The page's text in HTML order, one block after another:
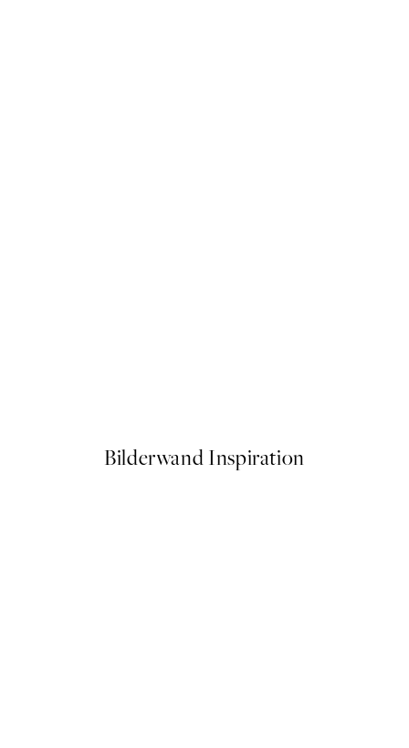
Bilderwand Inspiration